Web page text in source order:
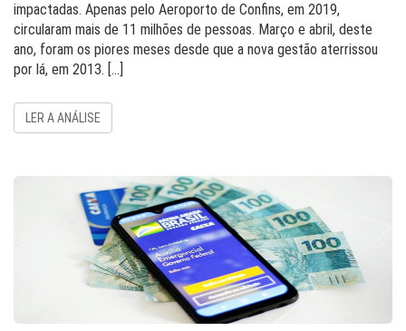
impactadas. Apenas pelo Aeroporto de Confins, em 2019,
circularam mais de 11 milhões de pessoas. Março e abril, deste
ano, foram os piores meses desde que a nova gestão aterrissou
por lá, em 2013. […]
LER A ANÁLISE